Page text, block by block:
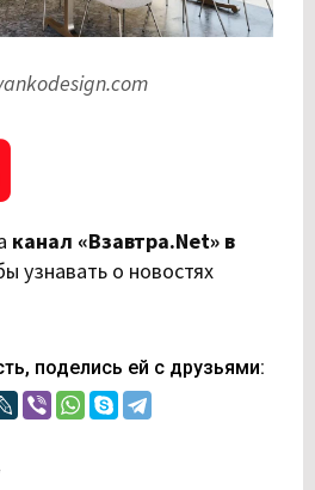
канал «Взавтра.Net» в
узнавать о новостях
поделись ей с друзьями: